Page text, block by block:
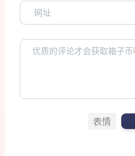
表情